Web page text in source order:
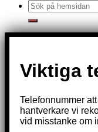
Viktiga
Telefonnummer
hantverkare vi
vid misstanke om